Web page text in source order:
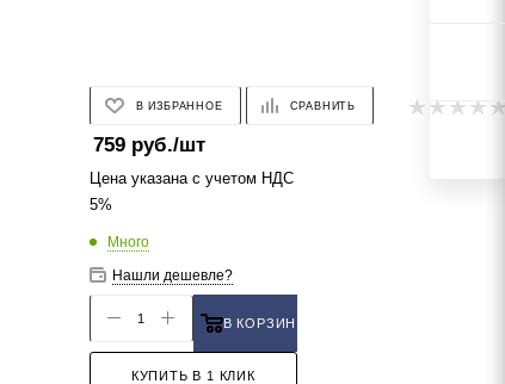
В ИЗБРАННОЕ СРАВНИТЬ
759руб./шт
Цена указана с учетом НДС
5%
Много
Нашли дешевле?
В КОРЗИНУ
КУПИТЬ В 1 КЛИК